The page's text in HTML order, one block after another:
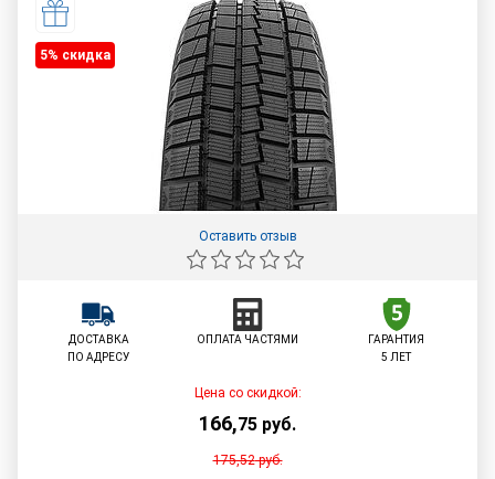
5% cкидка
Оставить отзыв
ДОСТАВКА
ПО АДРЕСУ
ОПЛАТА ЧАСТЯМИ
ГАРАНТИЯ
5 ЛЕТ
Цена со скидкой:
166,75 руб.
175,52руб.